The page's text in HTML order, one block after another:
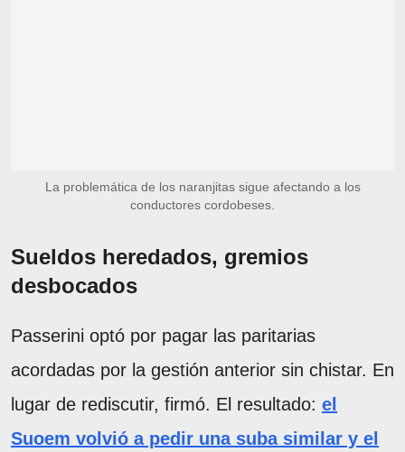
La problemática de los naranjitas sigue afectando a los
conductores cordobeses.
Sueldos heredados, gremios
desbocados
Passerini optó por pagar las paritarias
acordadas por la gestión anterior sin chistar. En
lugar de rediscutir, firmó. El resultado: el
Suoem volvió a pedir una suba similar y el